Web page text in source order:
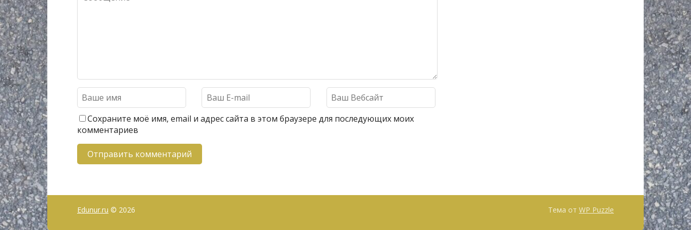
Сохраните моё имя, email и адрес сайта в этом браузере для последующих моих
комментариев
Edunur.ru © 2026 Тема от WP Puzzle